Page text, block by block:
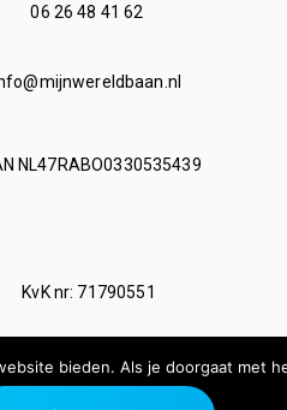
06 26 48 41 62
NL47RABO0330535439
KvK nr: 71790551
nr: 8588.50.710.B.01
bieden. Als je doorgaat met